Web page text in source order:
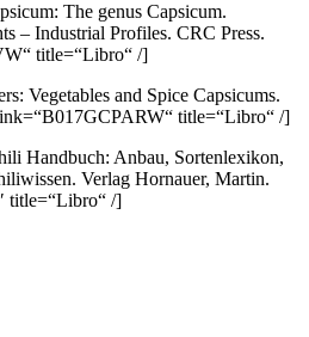
The genus Capsicum.
– Industrial Profiles. CRC Press.
title=“Libro“ /]
Vegetables and Spice Capsicums.
title=“Libro“ /]
Handbuch: Anbau, Sortenlexikon,
Verlag Hornauer, Martin.
title=“Libro“ /]